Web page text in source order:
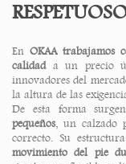
En OKAA trabajamos
calidada un precio
innovadores del
la altura de las
De esta forma
pequeños, un calzado
correcto. Su
movimiento del pie